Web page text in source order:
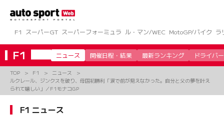
ツ
へ
ス
キ
F1 スーパーGT スーパーフォーミュラ ル・マン/WEC MotoGP/バイク ラ
F1 ニュース 開催日程・結果 最新ランキング ドライバー
TOP F1
ニュース
ルクレール、ジンクスを破り、母国初勝利「涙で前が見えなかった。自分と父の夢を叶え
られて嬉しい」／F1モナコGP
F1 ニュース